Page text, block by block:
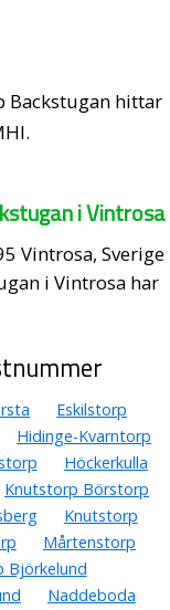
Backstugan hittar
i Vintrosa
Vintrosa, Sverige
i Vintrosa har
Eskilstorp
Hidinge-Kvarntorp
Höckerkulla
Knutstorp Börstorp
Knutstorp
Mårtenstorp
Björkelund
Naddeboda